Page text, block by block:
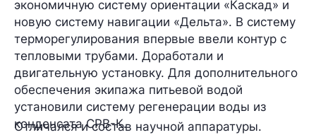
экономичную систему ориентации «Каскад» и
новую систему навигации «Дельта». В систему
терморегулирования впервые ввели контур с
тепловыми трубами. Доработали и
двигательную установку. Для дополнительного
обеспечения экипажа питьевой водой
установили систему регенерации воды из
конденсата СРВ-К.
Отличался и состав научной аппаратуры.